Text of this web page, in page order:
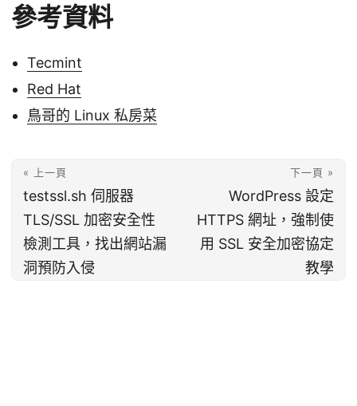
參考資料
Tecmint
Red Hat
鳥哥的 Linux 私房菜
« 上一頁
testssl.sh 伺服器
TLS/SSL 加密安全性
檢測工具，找出網站漏
洞預防入侵
下一頁 »
WordPress 設定
HTTPS 網址，強制使
用 SSL 安全加密協定
教學